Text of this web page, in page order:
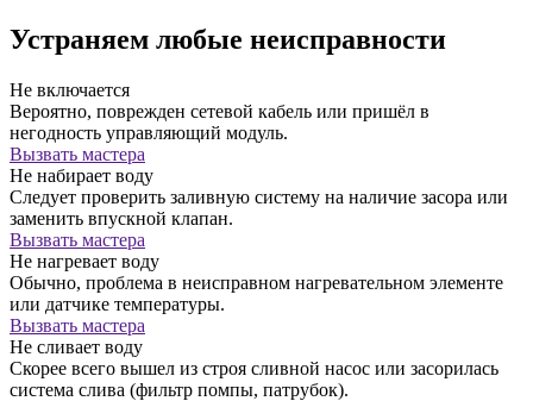
Устраняем любые неисправности
Не включается
Вероятно, поврежден сетевой кабель или пришёл в
негодность управляющий модуль.
Вызвать мастера
Не набирает воду
Следует проверить заливную систему на наличие засора или
заменить впускной клапан.
Вызвать мастера
Не нагревает воду
Обычно, проблема в неисправном нагревательном элементе
или датчике температуры.
Вызвать мастера
Не сливает воду
Скорее всего вышел из строя сливной насос или засорилась
система слива (фильтр помпы, патрубок).